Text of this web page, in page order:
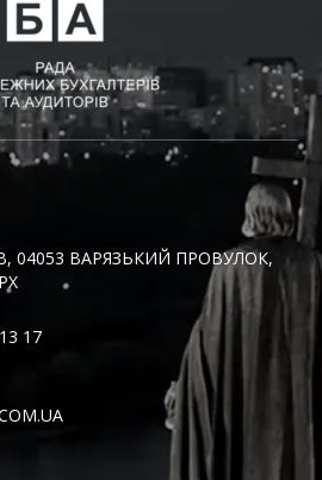
04053 ВАРЯЗЬКИЙ ПРОВУЛОК,
17